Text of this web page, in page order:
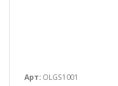
Арт: OLGS1001